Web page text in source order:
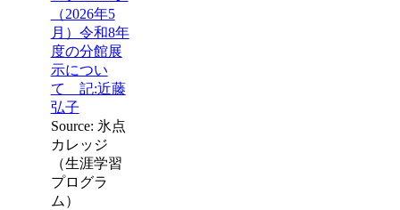
（2026年5
月）令和8年
度の分館展
示につい
て 記:近藤
弘子
Source: 氷点
カレッジ
（生涯学習
プログラ
ム）